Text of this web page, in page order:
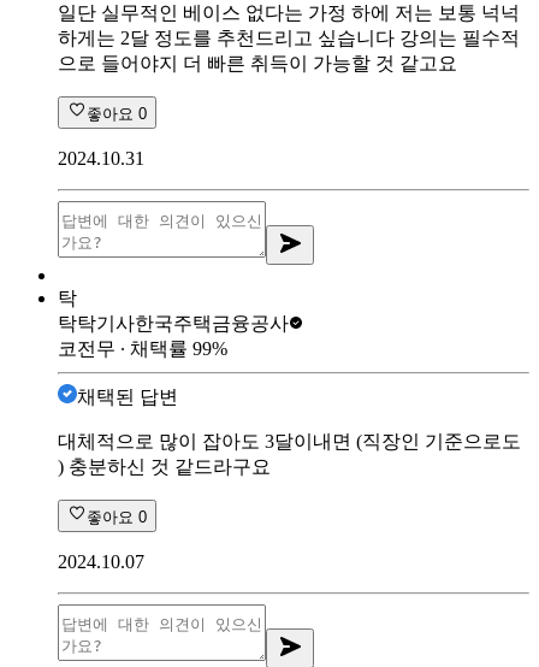
일단 실무적인 베이스 없다는 가정 하에 저는 보통 넉넉
하게는 2달 정도를 추천드리고 싶습니다 강의는 필수적
으로 들어야지 더 빠른 취득이 가능할 것 같고요
좋아요 0
2024.10.31
탁
탁탁기사한국주택금융공사
코전무 ∙ 채택률 99%
채택된 답변
대체적으로 많이 잡아도 3달이내면 (직장인 기준으로도
) 충분하신 것 같드라구요
좋아요 0
2024.10.07